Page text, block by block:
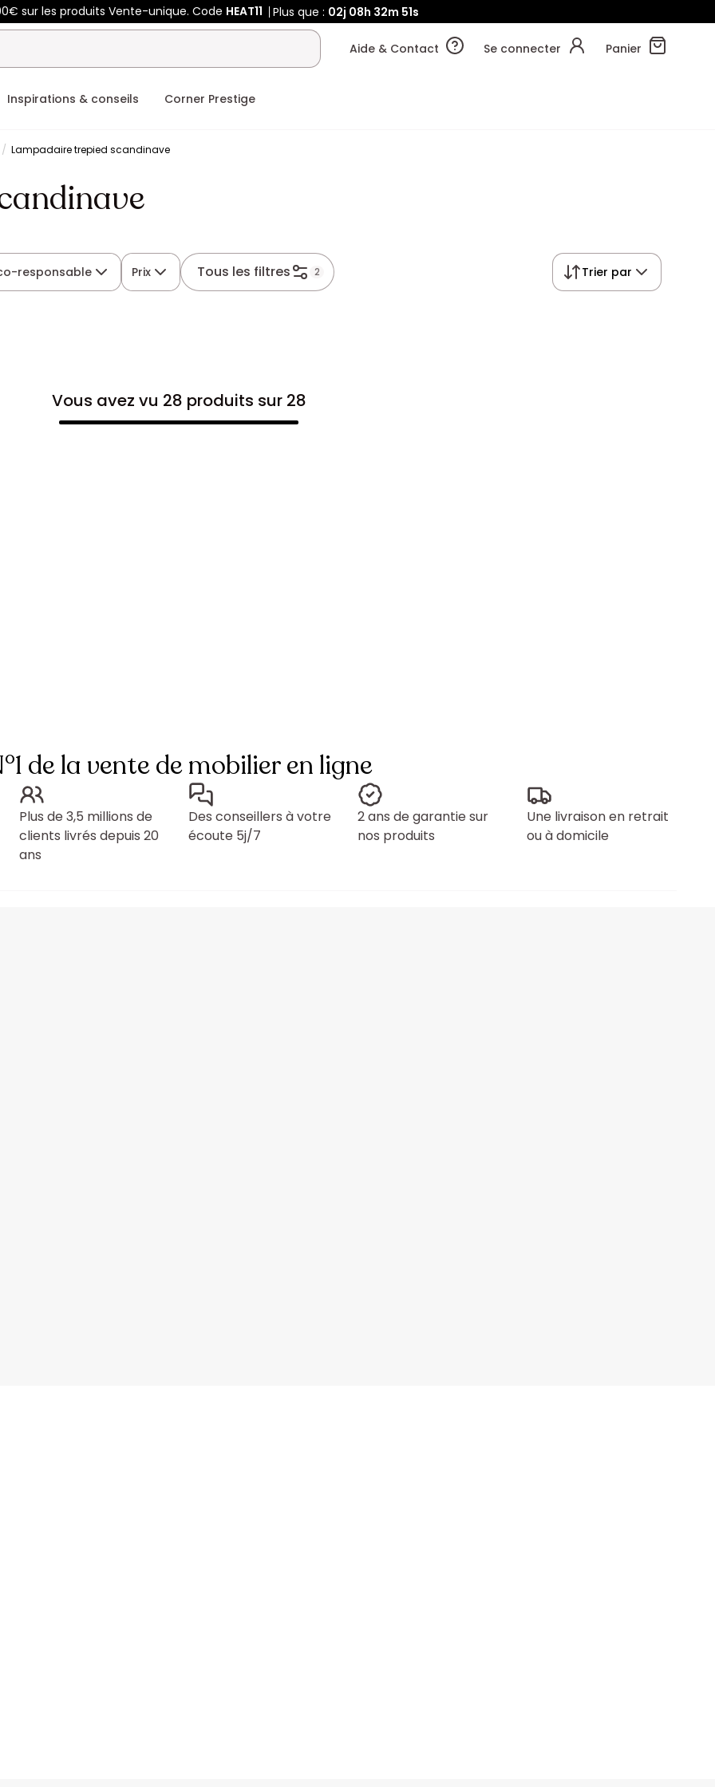
sur les produits Vente-unique. Code HEAT11 Plus que : 02j 08h 32m 50s
Aide & Contact Se connecter Panier
Inspirations & conseils Corner Prestige
Lampadaire trepied scandinave
responsable Prix Tous les filtres 2 Trier par
Vous avez vu 28 produits sur 28
de la vente de mobilier en ligne
Plus de 3,5 millions de
clients livrés depuis 20
ans
Des conseillers à votre
écoute 5j/7
2 ans de garantie sur
nos produits
Une livraison en retrait
ou à domicile